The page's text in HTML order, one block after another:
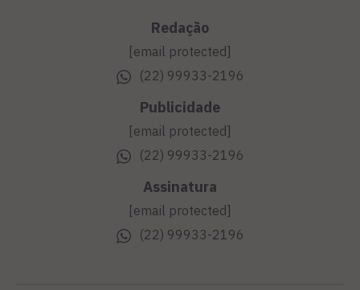
Redação
[email protected]
(22) 99933-2196
Publicidade
[email protected]
(22) 99933-2196
Assinatura
[email protected]
(22) 99933-2196